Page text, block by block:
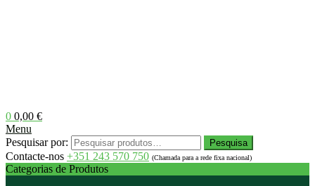
0 0,00 €
Menu
Pesquisar por:
Pesquisa
Contacte-nos +351 243 570 750 (Chamada para a rede fixa nacional)
Categorias de Produtos